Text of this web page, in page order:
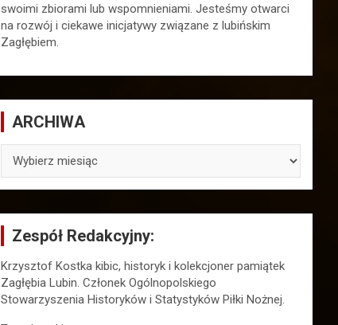
swoimi zbiorami lub wspomnieniami. Jesteśmy otwarci
na rozwój i ciekawe inicjatywy związane z lubińskim
Zagłębiem.
ARCHIWA
Zespół Redakcyjny:
Krzysztof Kostka kibic, historyk i kolekcjoner pamiątek
Zagłębia Lubin. Członek Ogólnopolskiego
Stowarzyszenia Historyków i Statystyków Piłki Nożnej.